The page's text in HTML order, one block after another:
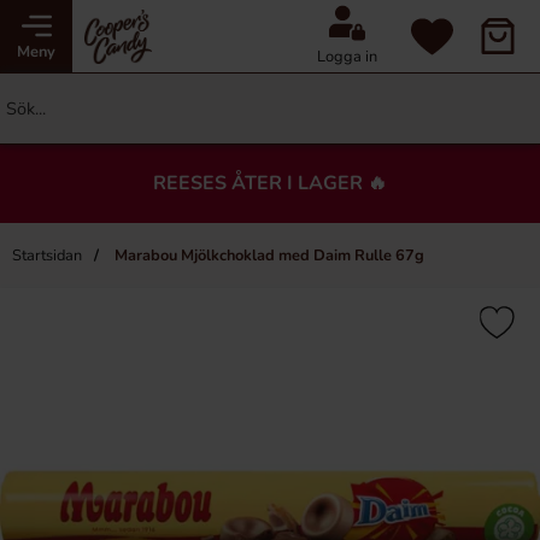
Meny Logga in
REESES ÅTER I LAGER 🔥
Startsidan Marabou Mjölkchoklad med Daim Rulle 67g